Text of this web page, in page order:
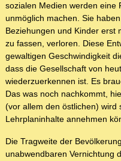
sozialen Medien werden eine
unmöglich machen. Sie
Beziehungen und Kinder erst
zu fassen, verloren. Diese
gewaltigen Geschwindigkeit
dass die Gesellschaft von
wiederzuerkennen ist. Es
Das was noch nachkommt,
(vor allem den östlichen) wird
Lehrplaninhalte annehmen
Die Tragweite der
unabwendbaren Vernichtung